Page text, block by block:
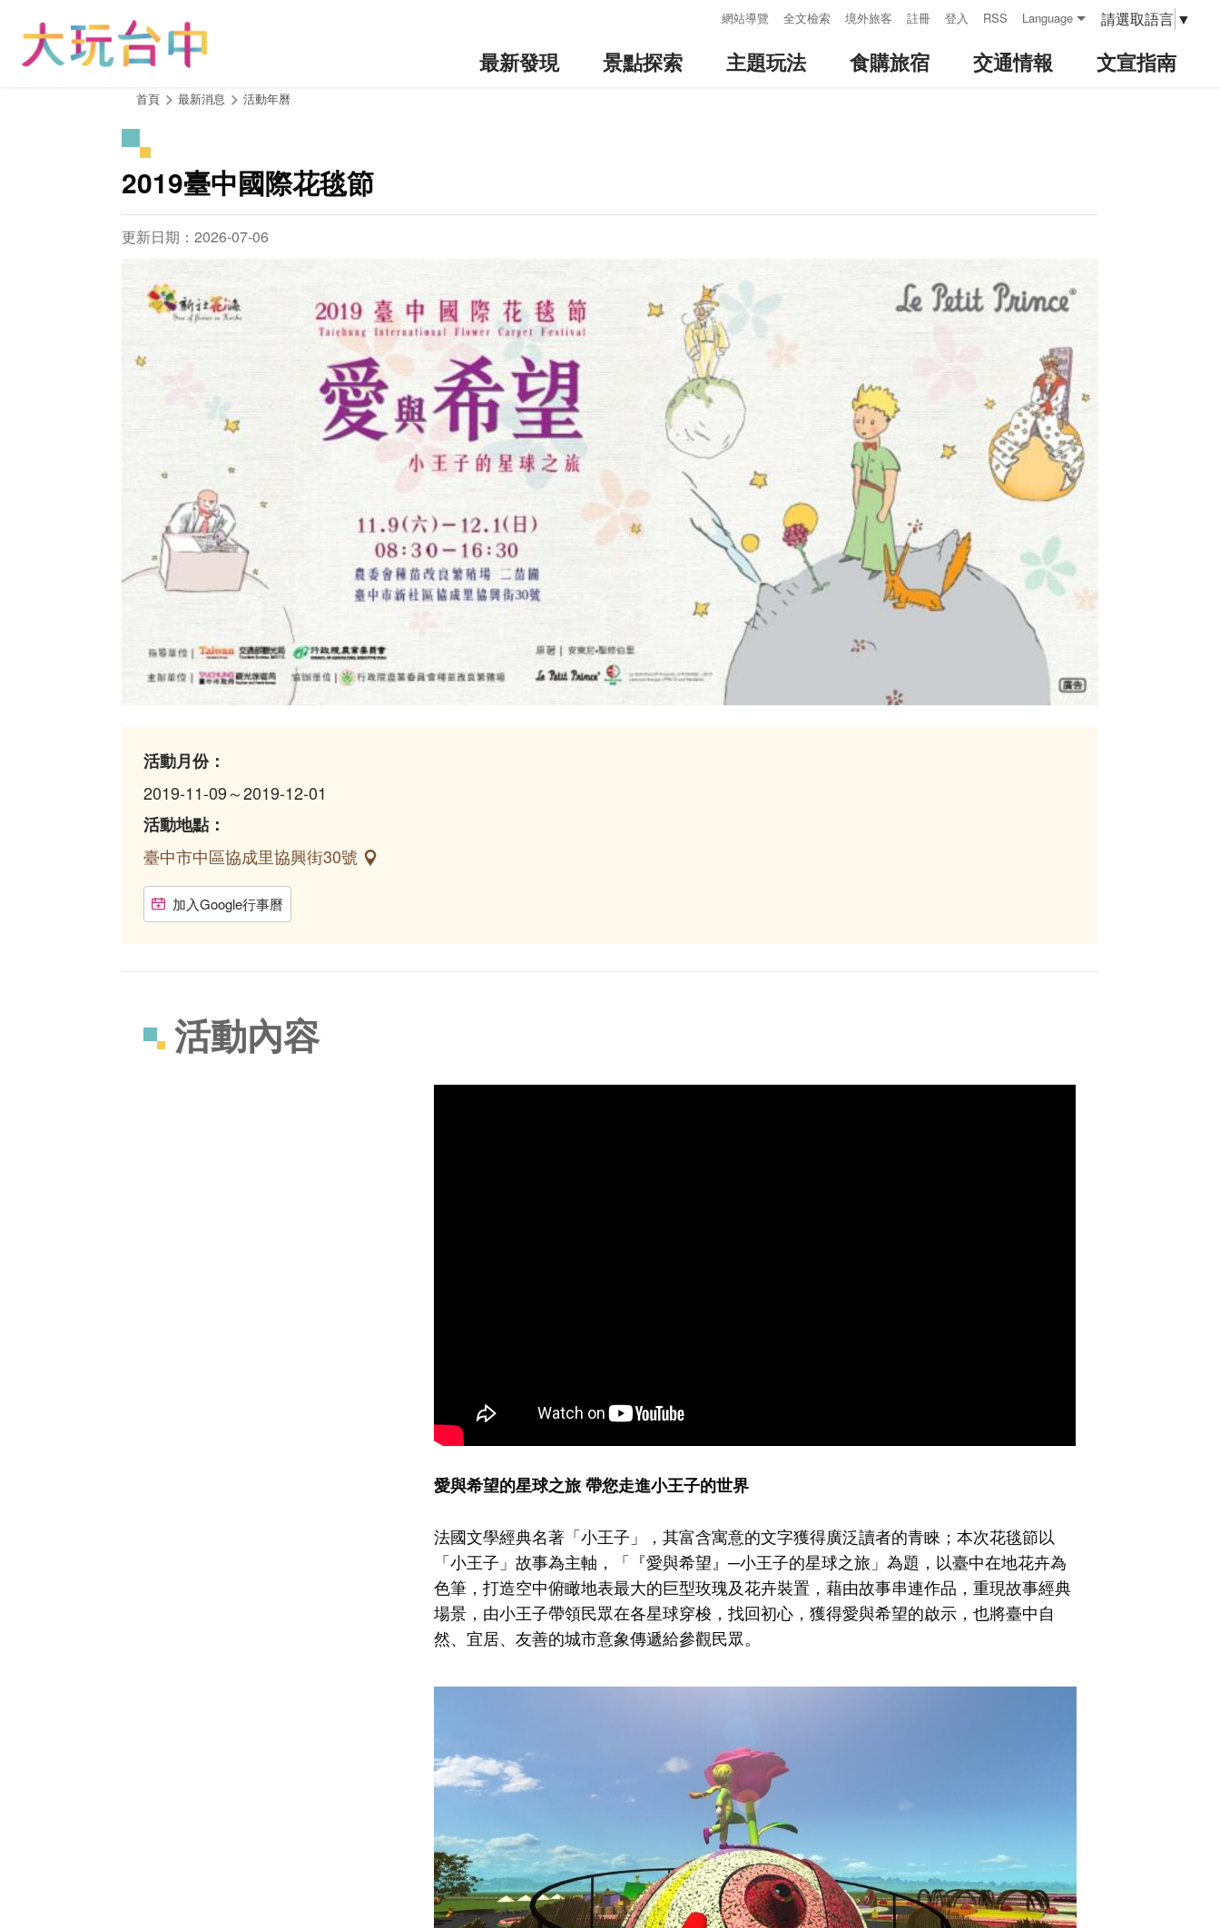
網站導覽 全文檢索 境外旅客 註冊 登入 RSS Language 請選取語言 ▼
最新發現 景點探索 主題玩法 食購旅宿 交通情報 文宣指南
首頁 最新消息 活動年曆
2019臺中國際花毯節
更新日期：2026-07-06
活動月份：
2019-11-09～2019-12-01
活動地點：
臺中市中區協成里協興街30號
加入Google行事曆
活動內容
愛與希望的星球之旅 帶您走進小王子的世界
法國文學經典名著「小王子」，其富含寓意的文字獲得廣泛讀者的青睞；本次花毯節以
「小王子」故事為主軸，「『愛與希望』─小王子的星球之旅」為題，以臺中在地花卉為
色筆，打造空中俯瞰地表最大的巨型玫瑰及花卉裝置，藉由故事串連作品，重現故事經典
場景，由小王子帶領民眾在各星球穿梭，找回初心，獲得愛與希望的啟示，也將臺中自
然、宜居、友善的城市意象傳遞給參觀民眾。